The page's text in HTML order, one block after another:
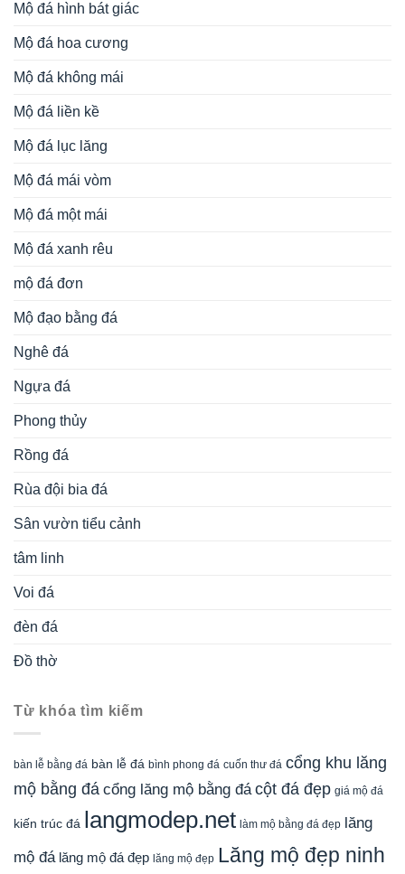
Mộ đá hình bát giác
Mộ đá hoa cương
Mộ đá không mái
Mộ đá liền kề
Mộ đá lục lăng
Mộ đá mái vòm
Mộ đá một mái
Mộ đá xanh rêu
mộ đá đơn
Mộ đạo bằng đá
Nghê đá
Ngựa đá
Phong thủy
Rồng đá
Rùa đội bia đá
Sân vườn tiểu cảnh
tâm linh
Voi đá
đèn đá
Đồ thờ
Từ khóa tìm kiếm
bàn lễ bằng đá bàn lễ đá bình phong đá cuốn thư đá cổng khu lăng
mộ bằng đá cổng lăng mộ bằng đá cột đá đẹp giá mộ đá
kiến trúc đá langmodep.net làm mộ bằng đá đẹp lăng
mộ đá lăng mộ đá đẹp lăng mộ đẹp Lăng mộ đẹp ninh